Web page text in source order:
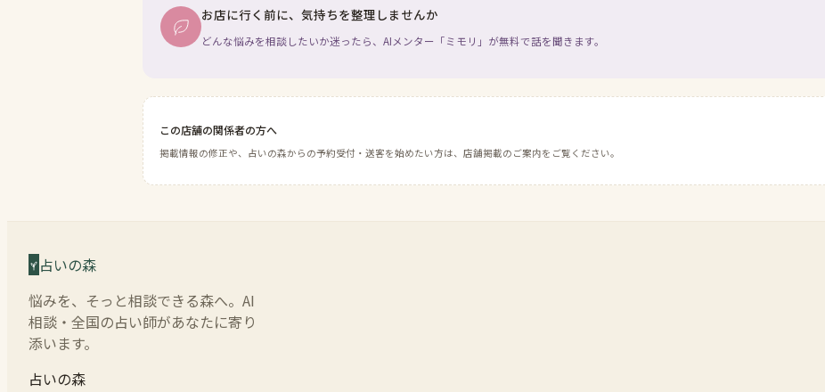
お店に行く前に、気持ちを整理しませんか
どんな悩みを相談したいか迷ったら、AIメンター「ミモリ」が無料で話を聞きます。
この店舗の関係者の方へ
掲載情報の修正や、占いの森からの予約受付・送客を始めたい方は、店舗掲載のご案内をご覧ください。
占いの森
悩みを、そっと相談できる森へ。AI
相談・全国の占い師があなたに寄り
添います。
占いの森